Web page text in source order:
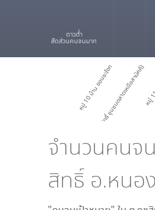
หมู่ 10 บ้าน ขอนชะโงก
ห
มู่
1
0
บ้
า
น
ข
อ
น
ช
ะ
โ
ง
ก
(
ท
ต
.
ค
ช
สิ
ท
ธิ์
ชุ
ม
ช
น
ต
ล
า
ด
เ
ห
นื
อ
ส
า
มั
ค
คี
) หมู่
ดาวต่ำ
สัดส่วนคนจนมาก
จำนวนคนจ
สิทธิ์ อ.หนอ